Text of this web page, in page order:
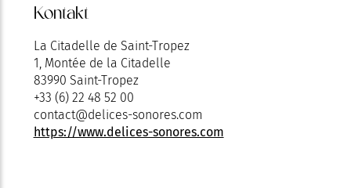
Kontakt
La Citadelle de Saint-Tropez
1, Montée de la Citadelle
83990 Saint-Tropez
+33 (6) 22 48 52 00
contact@delices-sonores.com
https://www.delices-sonores.com